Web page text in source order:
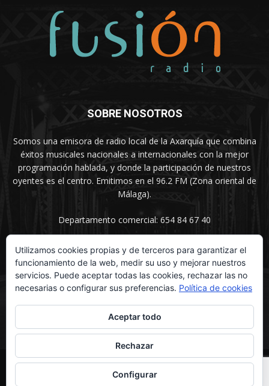
SOBRE NOSOTROS
Somos una emisora de radio local de la Axarquía que combina
éxitos musicales nacionales a internacionales con la mejor
programación hablada, y donde la participación de nuestros
oyentes es el centro. Emitimos en el 96.2 FM (Zona oriental de
Málaga).
Departamento comercial: 654 84 67 40
SÍGUENOS
© UNIMEDIOS - Agencia de Marketing en Vélez-Málaga 2026
Utilizamos cookies propias y de terceros para garantizar el
funcionamiento de la web, medir su uso y mejorar nuestros
servicios. Puede aceptar todas las cookies, rechazar las no
necesarias o configurar sus preferencias. Política de cookies
Aceptar todo
Rechazar
Configurar